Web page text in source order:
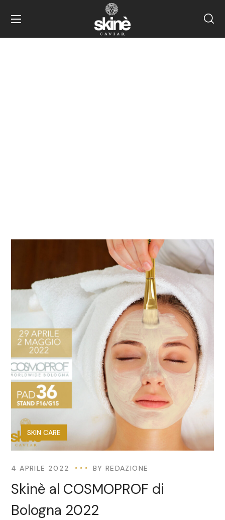
SKIN CARE
4 APRILE 2022 BY REDAZIONE
Skinè al COSMOPROF di
Bologna 2022